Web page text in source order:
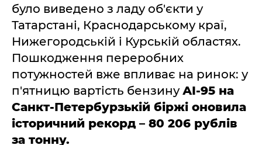
було виведено з ладу об'єкти у
Татарстані, Краснодарському краї,
Нижегородській і Курській областях.
Пошкодження переробних
потужностей вже впливає на ринок: у
п'ятницю вартість бензинуАІ-95 на
Санкт-Петербурзькій біржі оновила
історичний рекорд – 80 206 рублів
за тонну.